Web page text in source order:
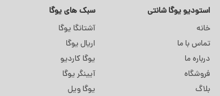
استودیو یوگا شانتی
خانه
تماس با ما
درباره ما
فروشگاه
بلاگ
سبک های یوگا
آشتانگا یوگا
اریال یوگا
یوگا کاردیو
آیینگر یوگا
یوگا ویل